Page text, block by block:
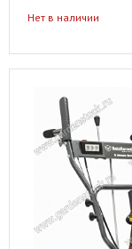
Нет в наличии